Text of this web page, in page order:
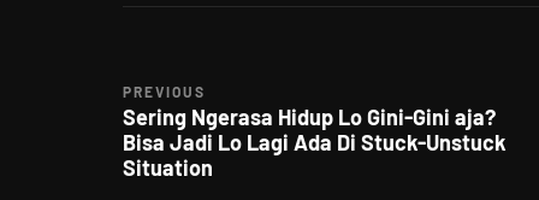
PREVIOUS
Sering Ngerasa Hidup Lo Gini-Gini aja?
Bisa Jadi Lo Lagi Ada Di Stuck-Unstuck
Situation